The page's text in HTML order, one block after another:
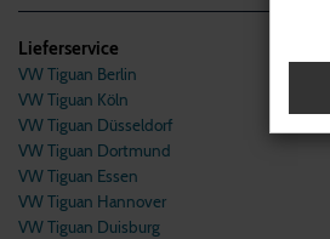
Lieferservice
VW Tiguan Berlin
VW Tiguan Köln
VW Tiguan Düsseldorf
VW Tiguan Dortmund
VW Tiguan Essen
VW Tiguan Hannover
VW Tiguan Duisburg